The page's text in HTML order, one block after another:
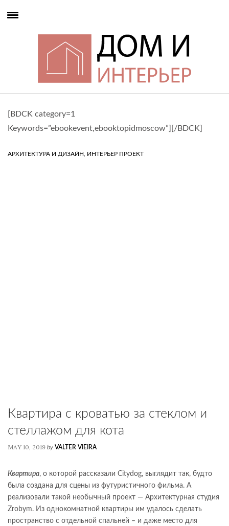
[BDCK category=1
Keywords=”ebookevent,ebooktopidmoscow”][/BDCK]
АРХИТЕКТУРА И ДИЗАЙН, ИНТЕРЬЕР ПРОЕКТ
Квартира с кроватью за стеклом и
стеллажом для кота
MAY 10, 2019 by VALTER VIEIRA
Квартира, о которой рассказали Citydog, выглядит так, будто
была создана для сцены из футуристичного фильма. А
реализовали такой необычный проект — Архитектурная студия
Zrobym. Из однокомнатной квартиры им удалось сделать
пространство с отдельной спальней – и даже место для